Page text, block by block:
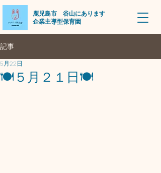
​鹿児島市 谷山にあります
企業主導型保育園
記事
🍽️５月２１日🍽️
5月22日